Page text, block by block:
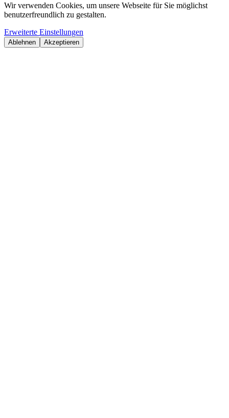
Wir verwenden Cookies, um unsere Webseite für Sie möglichst
benutzerfreundlich zu gestalten.
Erweiterte Einstellungen
Ablehnen Akzeptieren